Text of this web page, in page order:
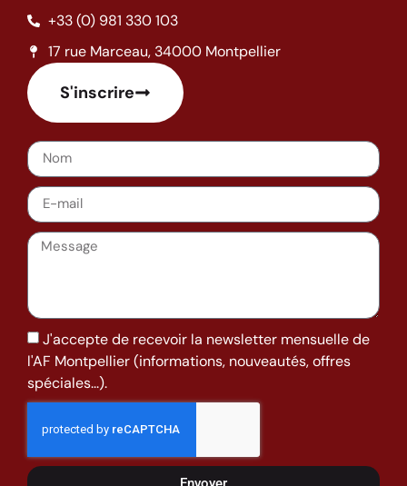
+33 (0) 981 330 103
17 rue Marceau, 34000 Montpellier
S'inscrire
J'accepte de recevoir la newsletter mensuelle de
l'AF Montpellier (informations, nouveautés, offres
spéciales...).